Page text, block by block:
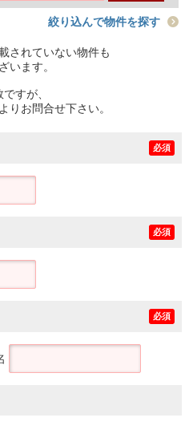
絞り込んで物件を探す
されていない物件も
います。
すが、
りお問合せ下さい。
必須
必須
必須